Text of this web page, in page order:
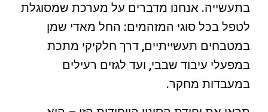
בתעשייה. אנחנו מדברים על מערכת שמסוגלת
לטפל בכל סוגי המזהמים: החל מאדי שמן
במטבחים תעשייתיים, דרך חלקיקי מתכת
במפעלי עיבוד שבבי, ועד לגזים רעילים
במעבדות מחקר.